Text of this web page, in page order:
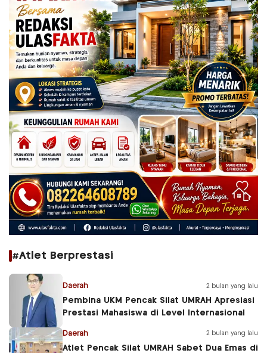
#Atlet Berprestasi
Daerah 2 bulan yang lalu
Pembina UKM Pencak Silat UMRAH Apresiasi
Prestasi Mahasiswa di Level Internasional
Daerah 2 bulan yang lalu
Atlet Pencak Silat UMRAH Sabet Dua Emas di